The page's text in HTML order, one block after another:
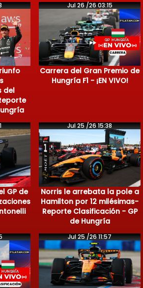
del
Jul 26 /26 03:15
Carrera del Gran Premio de
Hungría F1 - ¡EN VIVO!
GP de
Jul 25 /26 15:38
Norris le arrebata la pole a
Hamilton por 12 milésimas-
Reporte Clasificación - GP
de Hungría
Jul 25 /26 11:57